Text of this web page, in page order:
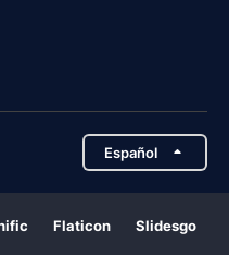
Español
Flaticon Slidesgo